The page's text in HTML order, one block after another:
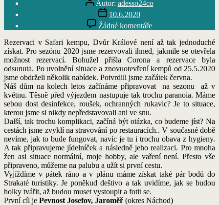
příspěvku
Autor: adesso24co
Datum
příspěvku
10.6.2020
Žádné komentářeu
textu
s
názvem
2020
První
výjezd
Rezervaci v Safari kempu, Dvůr Králové není až tak jednoduché
získat. Pro sezónu 2020 jsme rezervovali ihned, jakmile se otevřela
možnost rezervací. Bohužel přišla Corona a rezervace byla
odsunuta. Po uvolnění situace a znovuotevření kempů od 25.5.2020
jsme obdrželi několik nabídek. Potvrdili jsme začátek června.
Náš dům na kolech letos začínáme připravovat na sezonu až v
květnu. Těsně před výjezdem nastupuje tak trochu paranoia. Máme
sebou dost desinfekce, roušek, ochranných rukavic? Je to situace,
kterou jsme si nikdy nepředstavovali ani ve snu.
Další, tak trochu komplikaci, začíná být otázka, co budeme jíst? Na
cestách jsme zvyklí na stravování po restauracích.. V současné době
nevíme, jak to bude fungovat, navíc je tu i trochu obava z hygieny.
A tak připravujeme jídelníček a následně jeho realizaci. Pro mnoha
žen asi situace normální, moje hobby, ale vaření není. Přesto vše
připraveno, můžeme na palubu a užít si první cestu.
Vyjíždíme v pátek ráno a v plánu máme získat také pár bodů do
Strakaté turistiky. Je poněkud deštivo a tak uvidíme, jak se budou
holky tvářit, až budou muset vystoupit a fotit se.
První cíl je Pevnost Josefov, Jaroměř (okres Náchod)